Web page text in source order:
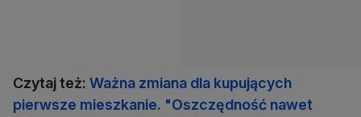
Czytaj też: Ważna zmiana dla kupujących
pierwsze mieszkanie. "Oszczędność nawet